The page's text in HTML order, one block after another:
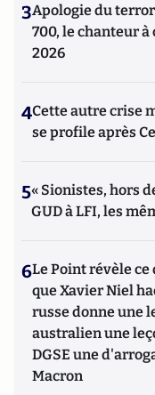
3Apologie du
700, le chanteur à
2026
4Cette autre crise
se profile après
5« Sionistes, hors
GUD à LFI, les
6Le Point révèle
que Xavier Niel
russe donne une
australien une
DGSE une
Macron